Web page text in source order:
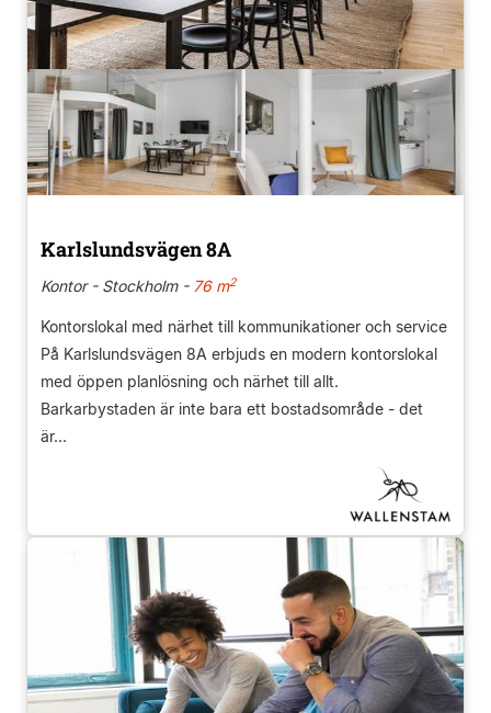
Karlslundsvägen 8A
Kontor - Stockholm -76 m2
Kontorslokal med närhet till kommunikationer och service
På Karlslundsvägen 8A erbjuds en modern kontorslokal
med öppen planlösning och närhet till allt.
Barkarbystaden är inte bara ett bostadsområde - det
är...